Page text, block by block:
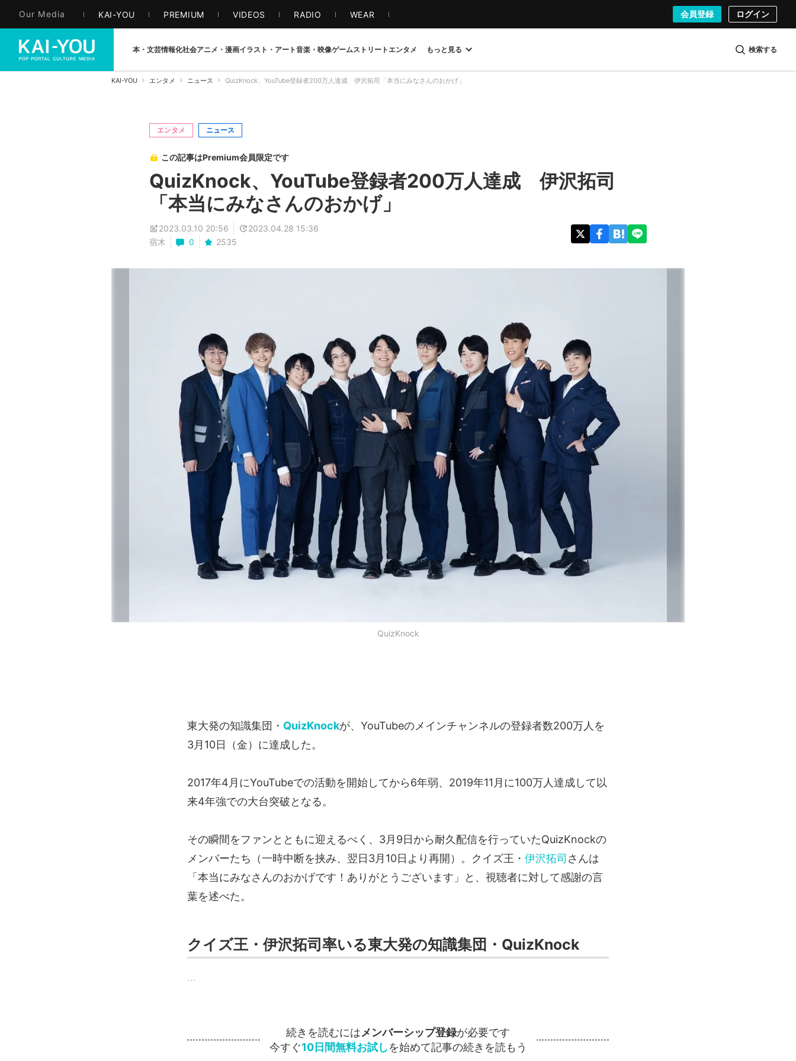
Our Media KAI-YOU PREMIUM VIDEOS RADIO WEAR 会員登録 ログイン
本・文芸情報化社会アニメ・漫画イラスト・アート音楽・映像ゲームストリート エンタメ もっと見る 検索する
KAI-YOU エンタメ ニュース QuizKnock、YouTube登録者200万人達成 伊沢拓司「本当にみなさんのおかげ」
エンタメ ニュース
この記事はPremium会員限定です
QuizKnock、YouTube登録者200万人達成 伊沢拓司
「本当にみなさんのおかげ」
2023.03.10 20:56
2023.04.28 15:36
宿木
0 2535
QuizKnock
東大発の知識集団・ QuizKnockが、YouTubeのメインチャンネルの登録者数200万人を
3月10日（金）に達成した。
2017年4月にYouTubeでの活動を開始してから6年弱、2019年11月に100万人達成して以
来4年強での大台突破となる。
その瞬間をファンとともに迎えるべく、3月9日から耐久配信を行っていたQuizKnockの
メンバーたち（一時中断を挟み、翌日3月10日より再開）。クイズ王・ 伊沢拓司 さんは
「本当にみなさんのおかげです！ありがとうございます」と、視聴者に対して感謝の言
葉を述べた。
クイズ王・伊沢拓司率いる東大発の知識集団・QuizKnock
...
続きを読むにはメンバーシップ登録が必要です
今すぐ10日間無料お試しを始めて記事の続きを読もう